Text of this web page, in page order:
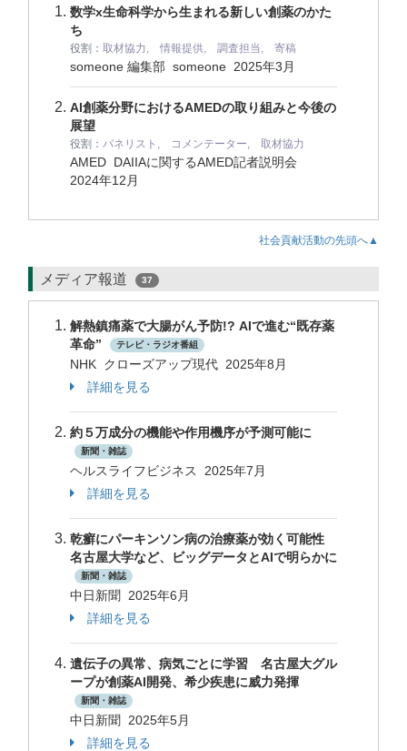
数学x生命科学から生まれる新しい創薬のかた
ち
役割： 取材協力, 情報提供, 調査担当, 寄稿
someone 編集部 someone 2025年3月
AI創薬分野におけるAMEDの取り組みと今後の
展望
役割： パネリスト, コメンテーター, 取材協力
AMED DAIIAに関するAMED記者説明会
2024年12月
社会貢献活動の先頭へ▲
メディア報道 37
解熱鎮痛薬で大腸がん予防!? AIで進む“既存薬
革命”
テレビ・ラジオ番組
NHK クローズアップ現代 2025年8月
詳細を見る
約５万成分の機能や作用機序が予測可能に
新聞・雑誌
ヘルスライフビジネス 2025年7月
詳細を見る
乾癬にパーキンソン病の治療薬が効く可能性
名古屋大学など、ビッグデータとAIで明らかに
新聞・雑誌
中日新聞 2025年6月
詳細を見る
遺伝子の異常、病気ごとに学習 名古屋大グル
ープが創薬AI開発、希少疾患に威力発揮
新聞・雑誌
中日新聞 2025年5月
詳細を見る